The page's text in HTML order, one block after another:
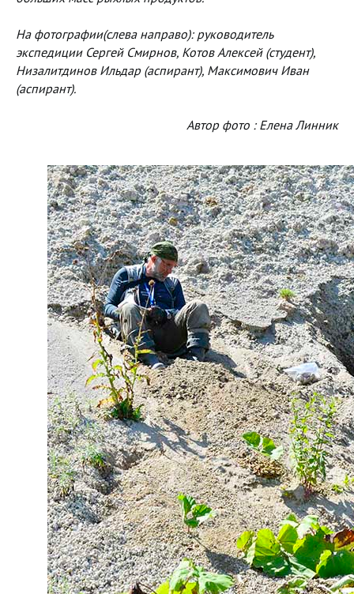
На фотографии(слева направо): руководитель
экспедиции Сергей Смирнов, Котов Алексей (студент),
Низалитдинов Ильдар (аспирант), Максимович Иван
(аспирант).
Автор фото : Елена Линник